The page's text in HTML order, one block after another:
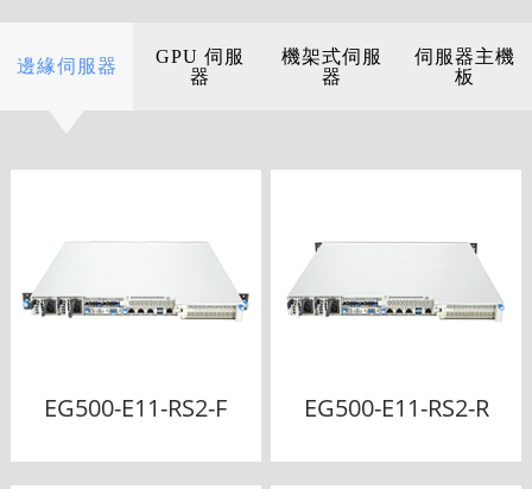
邊緣伺服器
GPU 伺服
器
機架式伺服
器
伺服器主機
板
EG500-E11-RS2-F EG500-E11-RS2-R